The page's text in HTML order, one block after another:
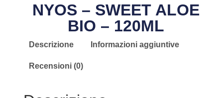
NYOS – SWEET ALOE
BIO – 120ML
Descrizione Informazioni aggiuntive
Recensioni (0)